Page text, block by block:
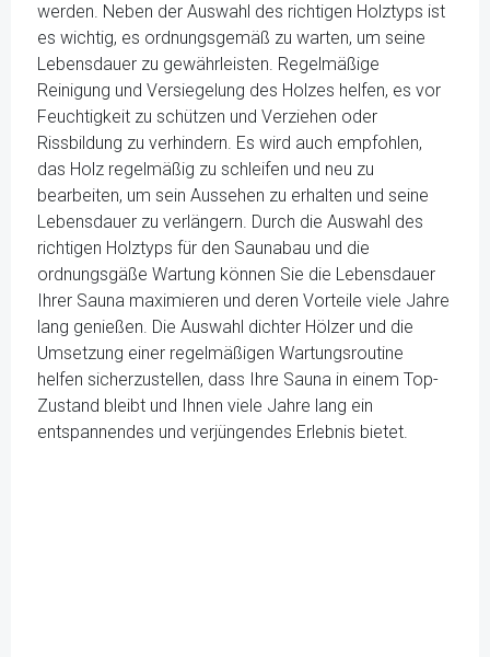
werden. Neben der Auswahl des richtigen Holztyps ist
es wichtig, es ordnungsgemäß zu warten, um seine
Lebensdauer zu gewährleisten. Regelmäßige
Reinigung und Versiegelung des Holzes helfen, es vor
Feuchtigkeit zu schützen und Verziehen oder
Rissbildung zu verhindern. Es wird auch empfohlen,
das Holz regelmäßig zu schleifen und neu zu
bearbeiten, um sein Aussehen zu erhalten und seine
Lebensdauer zu verlängern. Durch die Auswahl des
richtigen Holztyps für den Saunabau und die
ordnungsgäße Wartung können Sie die Lebensdauer
Ihrer Sauna maximieren und deren Vorteile viele Jahre
lang genießen. Die Auswahl dichter Hölzer und die
Umsetzung einer regelmäßigen Wartungsroutine
helfen sicherzustellen, dass Ihre Sauna in einem Top-
Zustand bleibt und Ihnen viele Jahre lang ein
entspannendes und verjüngendes Erlebnis bietet.